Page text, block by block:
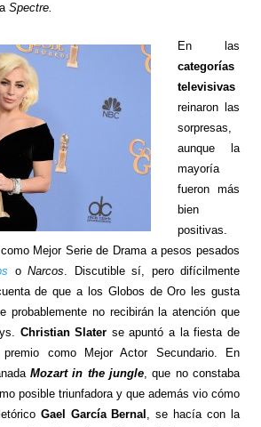
Spectre.
En las
categorías
televisivas
reinaron las
sorpresas,
aunque la
mayoría
fueron más
bien
positivas.
Mejor Serie de Drama a pesos pesados
oNarcos. Discutible sí, pero difícilmente
de que a los Globos de Oro les gusta
probablemente no recibirán la atención que
Christian Slater se apuntó a la fiesta de
como Mejor Actor Secundario. En
Mozart in the jungle, que no constaba
posible triunfadora y que además vio cómo
Gael García Bernal , se hacía con la